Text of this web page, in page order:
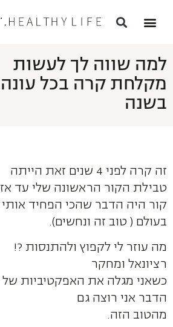
למה שווה לך לעשות
מקלחת קרה בכל עונה
בשנה
זה קרה לפני 4 שנים זאת הייתה
טבילת הקור הראשונה שלי עד אז
קור היה הדבר שהכי הפחיד אותי
בעולם ( טוב זה ונחשים).
מה עוזר לי לקפוץ ולהתנסות ?!
רציונאל ומחקר
כשאני מגלה את האפקטיביות של
הדבר אני רוצה גם
מהטוב הזה.